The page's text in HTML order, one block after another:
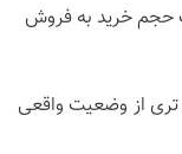
حجم خرید به فروش
تری از وضعیت واقعی